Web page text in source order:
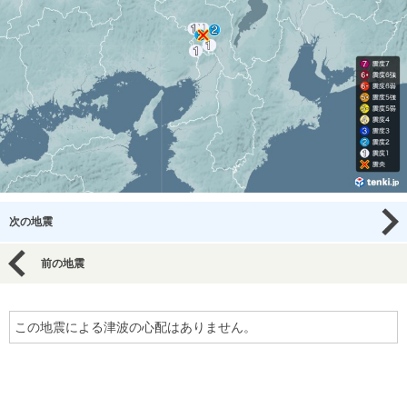
次の地震
前の地震
この地震による津波の心配はありません。